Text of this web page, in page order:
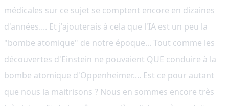
médicales sur ce sujet se comptent encore en dizaines
d'années.... Et j'ajouterais à cela que l'IA est un peu la
"bombe atomique" de notre époque... Tout comme les
découvertes d'Einstein ne pouvaient QUE conduire à la
bombe atomique d'Oppenheimer.... Est ce pour autant
que nous la maitrisons ? Nous en sommes encore très